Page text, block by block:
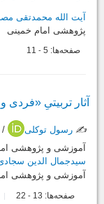
آیت الله محمدتقی
پژوهشی امام خمینی
صفحه‌ها: 5
-
آثار تربیتیِ «فردی
✍️ رسول توکلی
/
آموزشی و پژوهشی
سیدجمال الدین
آموزشی و پژوهشی
صفحه‌ها: 13
-